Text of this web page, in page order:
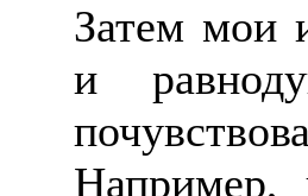
Затем мои
и